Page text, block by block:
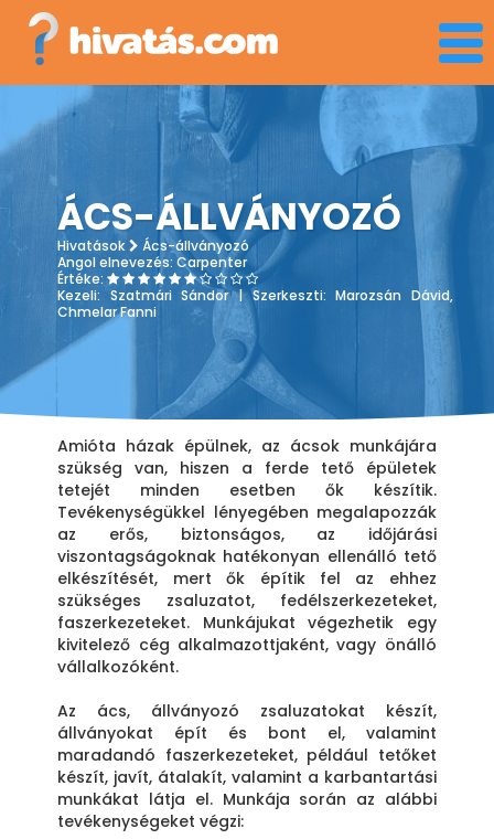
ÁCS-ÁLLVÁNYOZÓ
Hivatások
Ács-állványozó
Angol elnevezés:Carpenter
Értéke:
Kezeli: Szatmári Sándor | Szerkeszti: Marozsán Dávid,
Chmelar Fanni
Amióta házak épülnek, az ácsok munkájára
szükség van, hiszen a ferde tető épületek
tetejét minden esetben ők készítik.
Tevékenységükkel lényegében megalapozzák
az erős, biztonságos, az időjárási
viszontagságoknak hatékonyan ellenálló tető
elkészítését, mert ők építik fel az ehhez
szükséges zsaluzatot, fedélszerkezeteket,
faszerkezeteket. Munkájukat végezhetik egy
kivitelező cég alkalmazottjaként, vagy önálló
vállalkozóként.
Az ács, állványozó zsaluzatokat készít,
állványokat épít és bont el, valamint
maradandó faszerkezeteket, például tetőket
készít, javít, átalakít, valamint a karbantartási
munkákat látja el. Munkája során az alábbi
tevékenységeket végzi: